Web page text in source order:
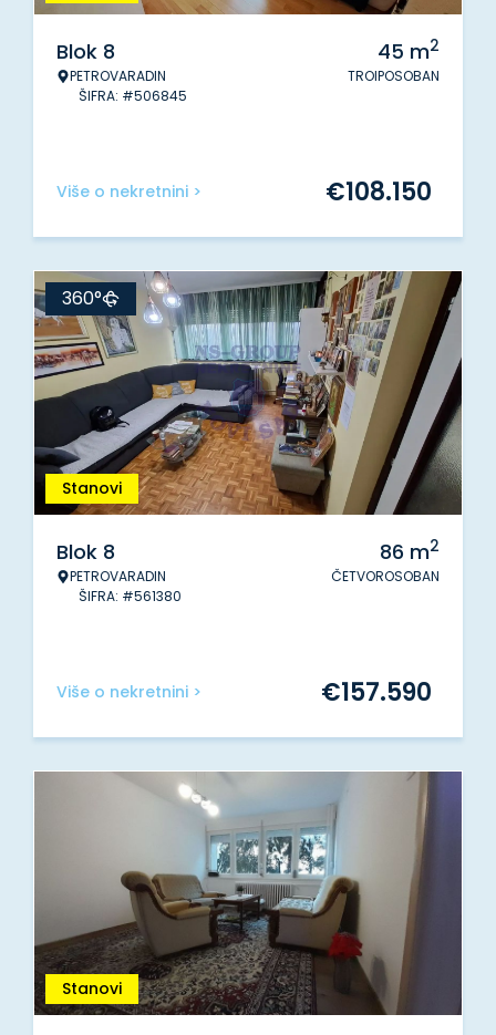
Blok 8
PETROVARADIN
ŠIFRA: #506845
45 m2
TROIPOSOBAN
Više o nekretnini > €108.150
Stanovi
360°
Blok 8
PETROVARADIN
ŠIFRA: #561380
86 m2
ČETVOROSOBAN
Više o nekretnini > €157.590
Stanovi